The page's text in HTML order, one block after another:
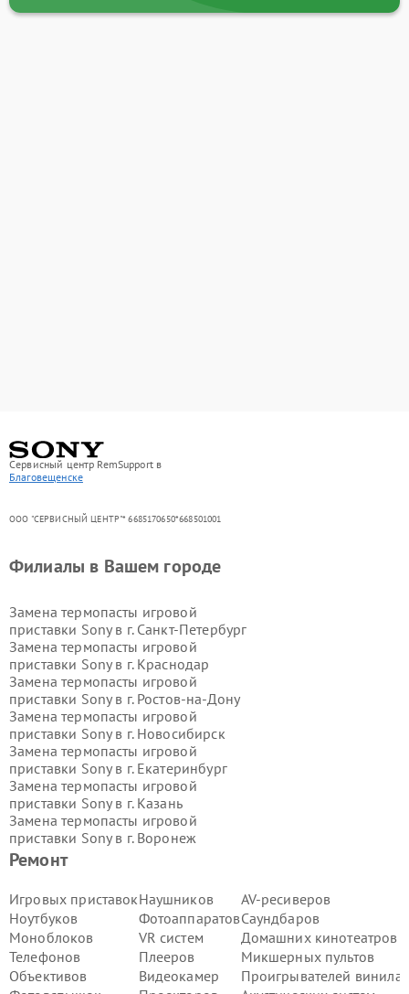
Сервисный центр RemSupport в
Благовещенске
ООО "СЕРВИСНЫЙ ЦЕНТР"* 6685170650*668501001
Ремонт
Игровых приставок
Ноутбуков
Моноблоков
Телефонов
Объективов
Наушников
Фотоаппаратов
VR систем
Плееров
Видеокамер
AV-ресиверов
Саундбаров
Домашних кинотеатров
Микшерных пультов
Проигрывателей винила
Филиалы в Вашем городе
Замена термопасты игровой
приставки Sony в г. Санкт-Петербург
Замена термопасты игровой
приставки Sony в г. Краснодар
Замена термопасты игровой
приставки Sony в г. Ростов-на-Дону
Замена термопасты игровой
приставки Sony в г. Новосибирск
Замена термопасты игровой
приставки Sony в г. Екатеринбург
Замена термопасты игровой
приставки Sony в г. Казань
Замена термопасты игровой
приставки Sony в г. Воронеж
Замена термопасты игровой
приставки Sony в г.
приставки Sony в г.Самара
Замена термопасты игровой
приставки Sony в г.
Пермь
Замена термопасты игровой
приставки Sony в г.
Красноярск